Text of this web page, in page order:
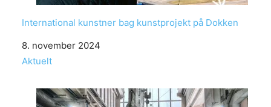
International kunstner bag kunstprojekt på Dokken
Date
8. november 2024
In relation to
Aktuelt